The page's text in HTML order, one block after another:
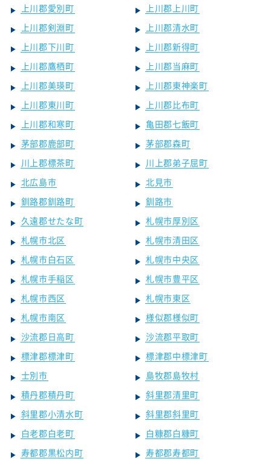
上川郡愛別町
上川郡上川町
上川郡剣淵町
上川郡清水町
上川郡下川町
上川郡新得町
上川郡鷹栖町
上川郡当麻町
上川郡美瑛町
上川郡東神楽町
上川郡東川町
上川郡比布町
上川郡和寒町
亀田郡七飯町
茅部郡鹿部町
茅部郡森町
川上郡標茶町
川上郡弟子屈町
北広島市
北見市
釧路郡釧路町
釧路市
久遠郡せたな町
札幌市厚別区
札幌市北区
札幌市清田区
札幌市白石区
札幌市中央区
札幌市手稲区
札幌市豊平区
札幌市西区
札幌市東区
札幌市南区
様似郡様似町
沙流郡日高町
沙流郡平取町
標津郡標津町
標津郡中標津町
士別市
島牧郡島牧村
積丹郡積丹町
斜里郡清里町
斜里郡小清水町
斜里郡斜里町
白老郡白老町
白糠郡白糠町
寿都郡黒松内町
寿都郡寿都町